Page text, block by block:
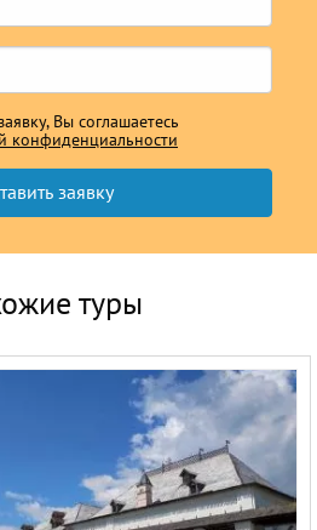
Вы соглашаетесь
конфиденциальности
туры